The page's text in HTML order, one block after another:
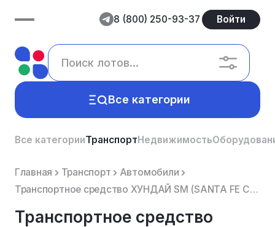
8 (800) 250-93-37 Войти
Все категории
Все категорииТранспортНедвижимость
Главная Транспорт
Автомобили
Транспортное средство ХУНДАЙ SМ (SАNТА FЕ СLАSSIС), идентификационный номер X7MSC81DP7A002979, 2007 ...
Транспортное средство